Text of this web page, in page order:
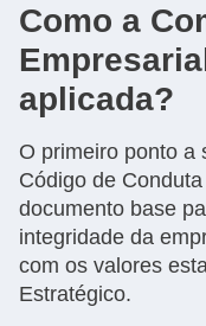
Como a
aplicada?
O primeiro ponto a
Código de
documento base
integridade da
com os valores
Estratégico.